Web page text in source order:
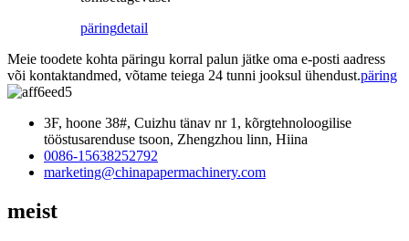
päringdetail
Meie toodete kohta päringu korral palun jätke oma e-posti aadress
või kontaktandmed, võtame teiega 24 tunni jooksul ühendust.päring
3F, hoone 38#, Cuizhu tänav nr 1, kõrgtehnoloogilise
tööstusarenduse tsoon, Zhengzhou linn, Hiina
0086-15638252792
marketing@chinapapermachinery.com
meist